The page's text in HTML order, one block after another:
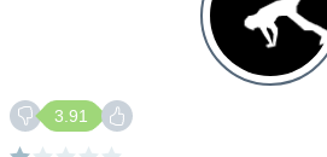
3.91